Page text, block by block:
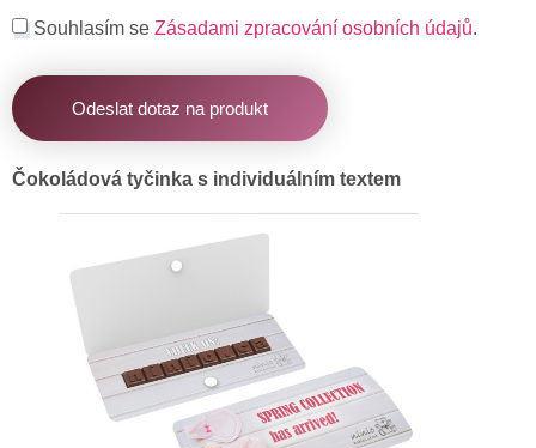
Souhlasím se Zásadami zpracování osobních údajů.
Odeslat dotaz na produkt
Čokoládová tyčinka s individuálním textem